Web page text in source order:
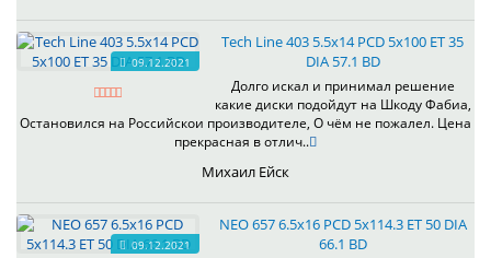
09.12.2021
Tech Line 403 5.5x14 PCD 5x100 ET 35
DIA 57.1 BD
Долго искал и принимал решение
какие диски подойдут на Шкоду Фабиа,
Остановился на Российскои производителе, О чём не пожалел. Цена
прекрасная в отлич..
Михаил Ейск
09.12.2021
NEO 657 6.5x16 PCD 5x114.3 ET 50 DIA
66.1 BD